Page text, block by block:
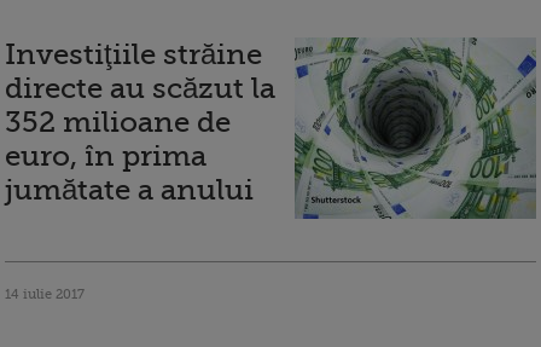
Investiţiile străine
directe au scăzut la
352 milioane de
euro, în prima
jumătate a anului
14 iulie 2017